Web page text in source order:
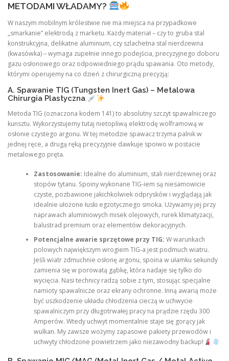
METODAMI WŁADAMY?
W naszym mobilnym królestwie nie ma miejsca na przypadkowe
„smarkanie” elektrodą z marketu. Każdy materiał – czy to gruba stal
konstrukcyjna, delikatne aluminium, czy szlachetna stal nierdzewna
(kwasówka) – wymaga zupełnie innego podejścia, precyzyjnego doboru
gazu osłonowego oraz odpowiedniego prądu spawania. Oto metody,
którymi operujemy na co dzień z chirurgiczną precyzją:
A. Spawanie TIG (Tungsten Inert Gas) – Metalowa
Chirurgia Plastyczna
Metoda TIG (oznaczona kodem 141) to absolutny szczyt spawalniczego
kunsztu. Wykorzystujemy tutaj nietopliwą elektrodę wolframową w
osłonie czystego argonu. W tej metodzie spawacz trzyma palnik w
jednej ręce, a drugą ręką precyzyjnie dawkuje spoiwo w postacie
metalowego pręta.
Zastosowanie: Idealne do aluminium, stali nierdzewnej oraz
stopów tytanu. Spoiny wykonane TIG-iem są niesamowicie
czyste, pozbawione jakichkolwiek odprysków i wyglądają jak
idealnie ułożone łuski egzotycznego smoka. Używamy jej przy
naprawach aluminiowych misek olejowych, rurek klimatyzacji,
balustrad premium oraz elementów dekoracyjnych.
Potencjalne awarie sprzętowe przy TIG: W warunkach
polowych największym wrogiem TIG-a jest podmuch wiatru.
Jeśli wiatr zdmuchnie osłonę argonu, spoina w ułamku sekundy
zamienia się w porowatą gąbkę, która nadaje się tylko do
wycięcia. Nasi technicy radzą sobie z tym, stosując specjalne
namioty spawalnicze oraz ekrany ochronne. Inną awarią może
być uszkodzenie układu chłodzenia cieczą w uchwycie
spawalniczym przy długotrwałej pracy na prądzie rzędu 300
Amperów. Wtedy uchwyt momentalnie staje się gorący jak
wulkan. My zawsze wożymy zapasowe pakiety przewodów i
uchwyty chłodzone powietrzem jako niezawodny backup!